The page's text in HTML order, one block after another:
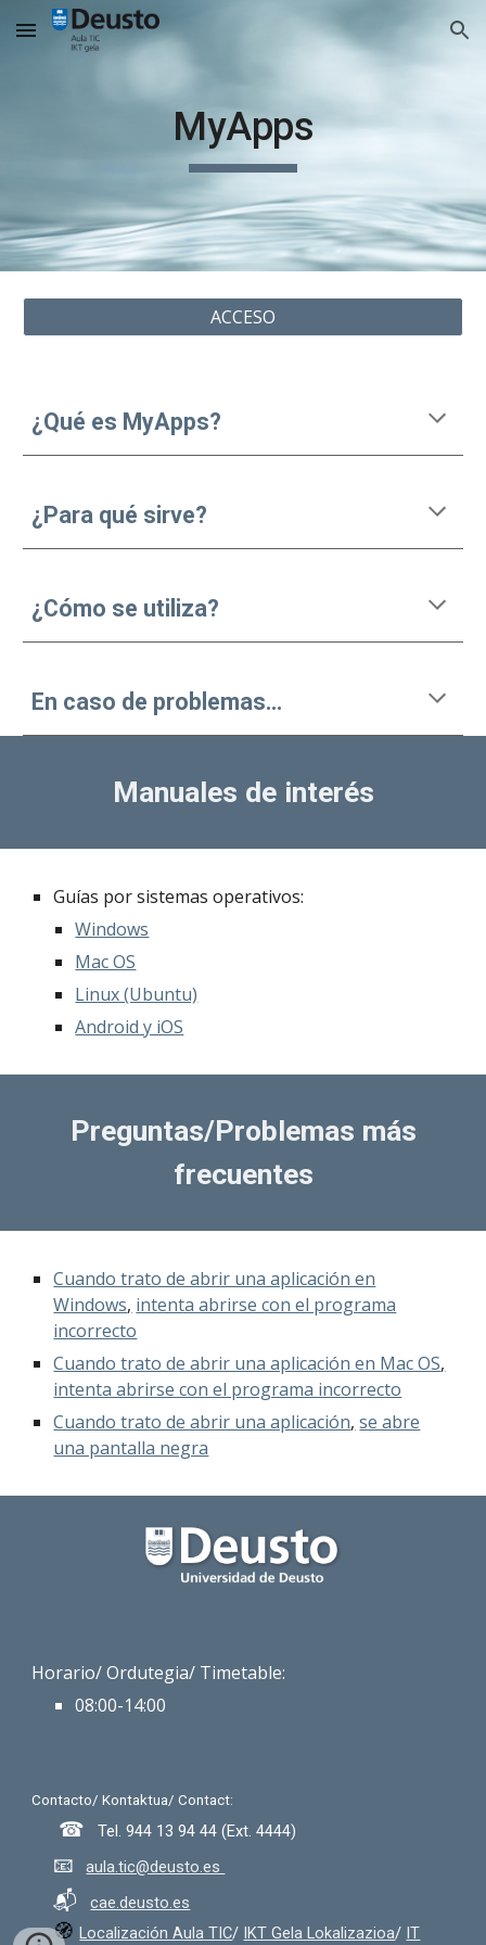
Skip to main content Skip to navigation
MyApps
ACCESO
¿Qué es MyApps?
¿Para qué sirve?
¿Cómo se utiliza?
En caso de problemas...
Manuales de interés
Guías por sistemas operativos:
Windows
Mac OS
Linux (Ubuntu)
Android y iOS
Preguntas/Problemas más
frecuentes
Cuando trato de abrir una aplicación en
Windows, intenta abrirse con el programa
incorrecto
Cuando trato de abrir una aplicación en Mac OS,
intenta abrirse con el programa incorrecto
Cuando trato de abrir una aplicación, se abre
una pantalla negra
Horario/Ordutegia/ Timetable:
08:00-14:00
Contacto/ Kontaktua/ Contact:
☎ Tel. 944 13 94 44 (Ext.4444)
📧 aula.tic@deusto.es
📬 cae.deusto.es
🧭Localización Aula TIC/ IKT Gela Lokalizazioa/ IT